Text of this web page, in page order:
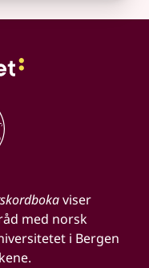
viser
med norsk
i Bergen